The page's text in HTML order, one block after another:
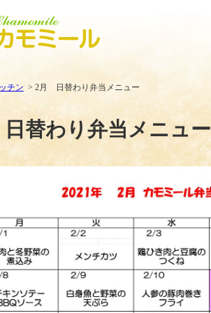
チン 2月 日替わり弁当メニュー
替わり弁当メニュー